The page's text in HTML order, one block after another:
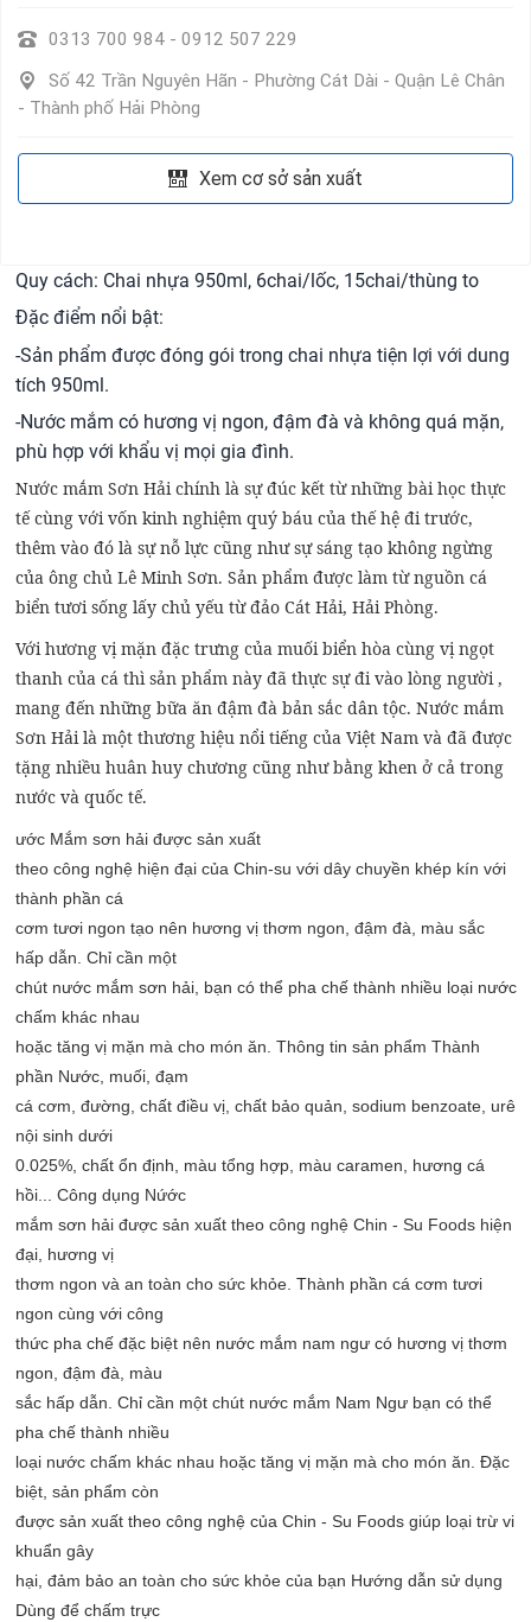
0313 700 984 - 0912 507 229
Số 42 Trần Nguyên Hãn - Phường Cát Dài - Quận Lê Chân
- Thành phố Hải Phòng
Xem cơ sở sản xuất
Quy cách: Chai nhựa 950ml, 6chai/lốc, 15chai/thùng to
Đặc điểm nổi bật:
-Sản phẩm được đóng gói trong chai nhựa tiện lợi với dung
tích 950ml.
-Nước mắm có hương vị ngon, đậm đà và không quá mặn,
phù hợp với khẩu vị mọi gia đình.
Nước mắm Sơn Hải chính là sự đúc kết từ những bài học thực
tế cùng với vốn kinh nghiệm quý báu của thế hệ đi trước,
thêm vào đó là sự nỗ lực cũng như sự sáng tạo không ngừng
của ông chủ Lê Minh Sơn. Sản phẩm được làm từ nguồn cá
biển tươi sống lấy chủ yếu từ đảo Cát Hải, Hải Phòng.
Với hương vị mặn đặc trưng của muối biển hòa cùng vị ngọt
thanh của cá thì sản phẩm này đã thực sự đi vào lòng người ,
mang đến những bữa ăn đậm đà bản sắc dân tộc. Nước mắm
Sơn Hải là một thương hiệu nổi tiếng của Việt Nam và đã được
tặng nhiều huân huy chương cũng như bằng khen ở cả trong
nước và quốc tế.
ước Mắm sơn hải được sản xuất
theo công nghệ hiện đại của Chin-su với dây chuyền khép kín với
thành phần cá
cơm tươi ngon tạo nên hương vị thơm ngon, đậm đà, màu sắc
hấp dẫn. Chỉ cần một
chút nước mắm sơn hải, bạn có thể pha chế thành nhiều loại nước
chấm khác nhau
hoặc tăng vị mặn mà cho món ăn. Thông tin sản phẩm Thành
phần Nước, muối, đạm
cá cơm, đường, chất điều vị, chất bảo quản, sodium benzoate, urê
nội sinh dưới
0.025%, chất ổn định, màu tổng hợp, màu caramen, hương cá
hồi... Công dụng Nứớc
mắm sơn hải được sản xuất theo công nghệ Chin - Su Foods hiện
đại, hương vị
thơm ngon và an toàn cho sức khỏe. Thành phần cá cơm tươi
ngon cùng với công
thức pha chế đặc biệt nên nước mắm nam ngư có hương vị thơm
ngon, đậm đà, màu
sắc hấp dẫn. Chỉ cần một chút nước mắm Nam Ngư bạn có thể
pha chế thành nhiều
loại nước chấm khác nhau hoặc tăng vị mặn mà cho món ăn. Đặc
biệt, sản phẩm còn
được sản xuất theo công nghệ của Chin - Su Foods giúp loại trừ vi
khuẩn gây
hại, đảm bảo an toàn cho sức khỏe của bạn Hướng dẫn sử dụng
Dùng để chấm trực